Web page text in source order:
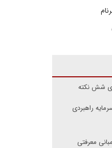
شش نکته
راهبردی
معرفتی